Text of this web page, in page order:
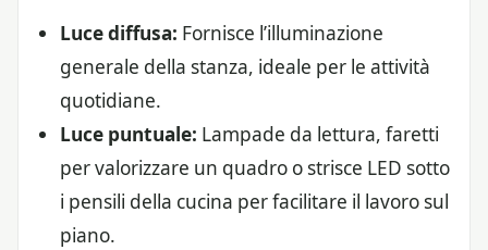
Luce diffusa: Fornisce l’illuminazione
generale della stanza, ideale per le attività
quotidiane.
Luce puntuale: Lampade da lettura, faretti
per valorizzare un quadro o strisce LED sotto
i pensili della cucina per facilitare il lavoro sul
piano.